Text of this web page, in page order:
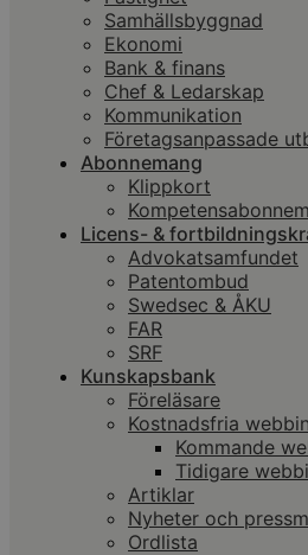
Samhällsbyggnad
Ekonomi
Bank & finans
Chef & Ledarskap
Kommunikation
Företagsanpassade
Abonnemang
Klippkort
Licens- &
Advokatsamfundet
Patentombud
Swedsec & ÅKU
FAR
SRF
Kunskapsbank
Föreläsare
Kostnadsfria
Kommande
Tidigare
Artiklar
Nyheter och
Ordlista